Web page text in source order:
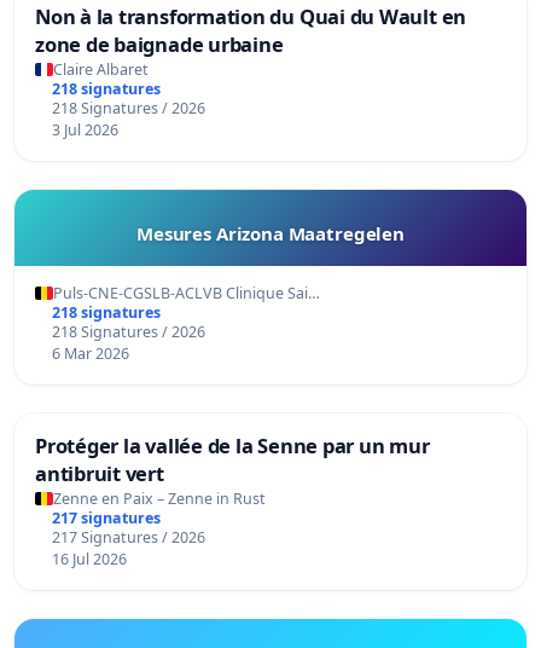
Non à la transformation du Quai du Wault en
zone de baignade urbaine
Claire Albaret
218 signatures
218 Signatures / 2026
3 Jul 2026
Mesures Arizona Maatregelen
Puls-CNE-CGSLB-ACLVB Clinique Sai…
218 signatures
218 Signatures / 2026
6 Mar 2026
Protéger la vallée de la Senne par un mur
antibruit vert
Zenne en Paix – Zenne in Rust
217 signatures
217 Signatures / 2026
16 Jul 2026